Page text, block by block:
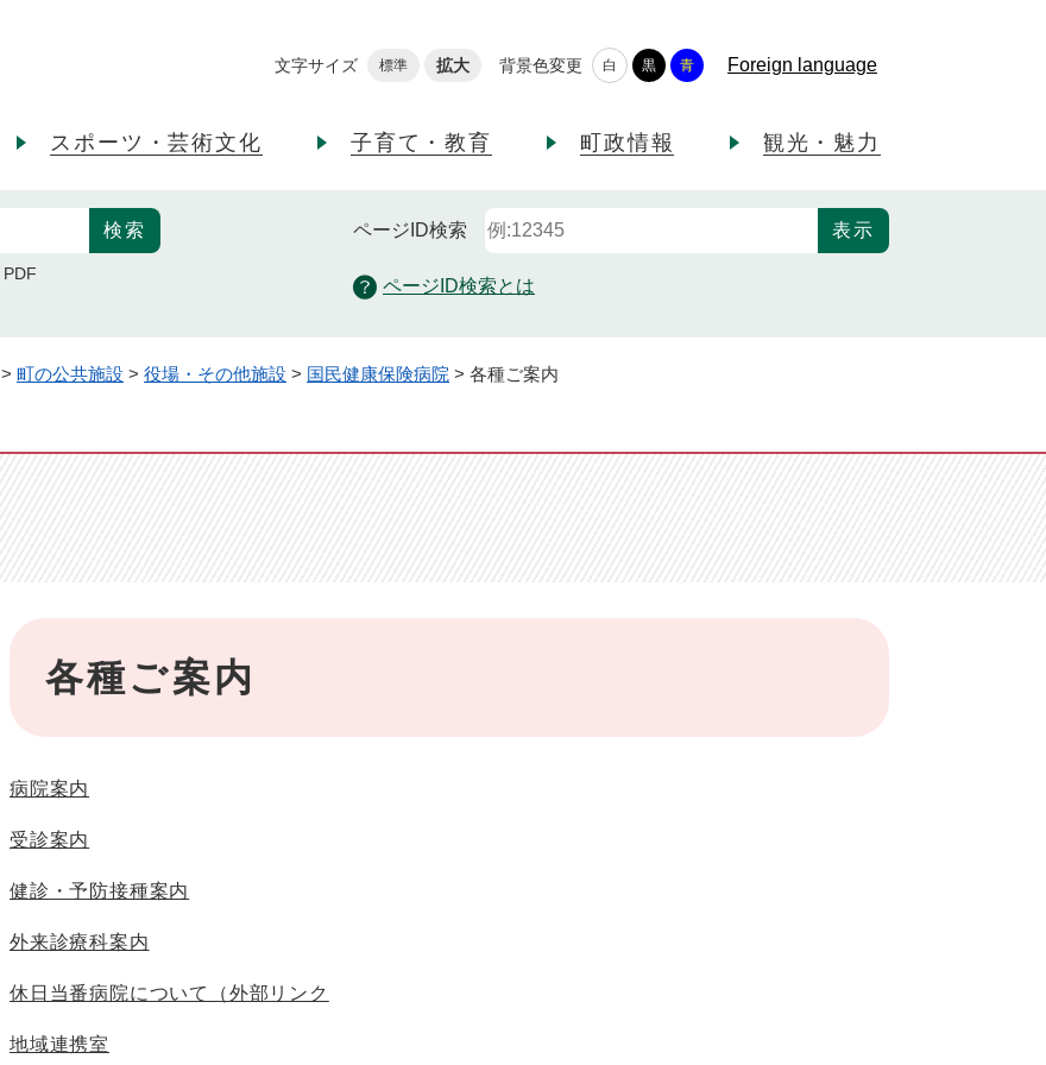
文字サイズ 標準 拡大 背景色変更 白 黒 青 Foreign language
スポーツ・芸術文化 子育て・教育 町政情報 観光・魅力
PDF
ページID検索
ページID検索とは
> 町の公共施設 > 役場・その他施設 > 国民健康保険病院 > 各種ご案内
各種ご案内
病院案内
受診案内
健診・予防接種案内
外来診療科案内
休日当番病院について（外部リンク
地域連携室